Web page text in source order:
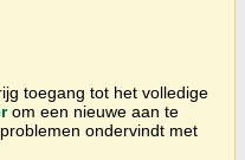
toegang tot het volledige
om een nieuwe aan te
ondervindt met